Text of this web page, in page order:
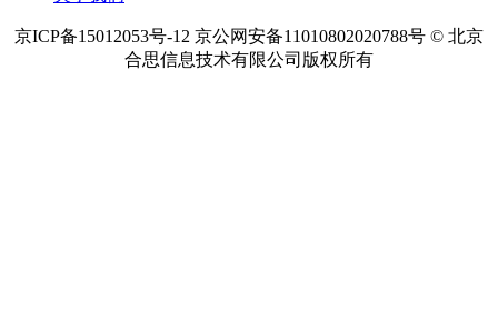
京ICP备15012053号-12 京公网安备11010802020788号 © 北京
合思信息技术有限公司版权所有